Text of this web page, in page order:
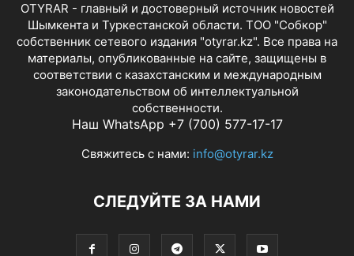
OTYRAR - главный и достоверный источник новостей
Шымкента и Туркестанской области. ТОО "Собкор"
собственник сетевого издания "otyrar.kz". Все права на
материалы, опубликованные на сайте, защищены в
соответствии с казахстанским и международным
законодательством об интеллектуальной
собственности.
Наш WhatsApp +7 (700) 577-17-17
Свяжитесь с нами: info@otyrar.kz
СЛЕДУЙТЕ ЗА НАМИ